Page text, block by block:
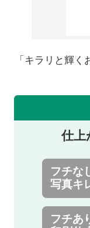
「キラリと輝
仕上
フチな
写真キ
フチあ